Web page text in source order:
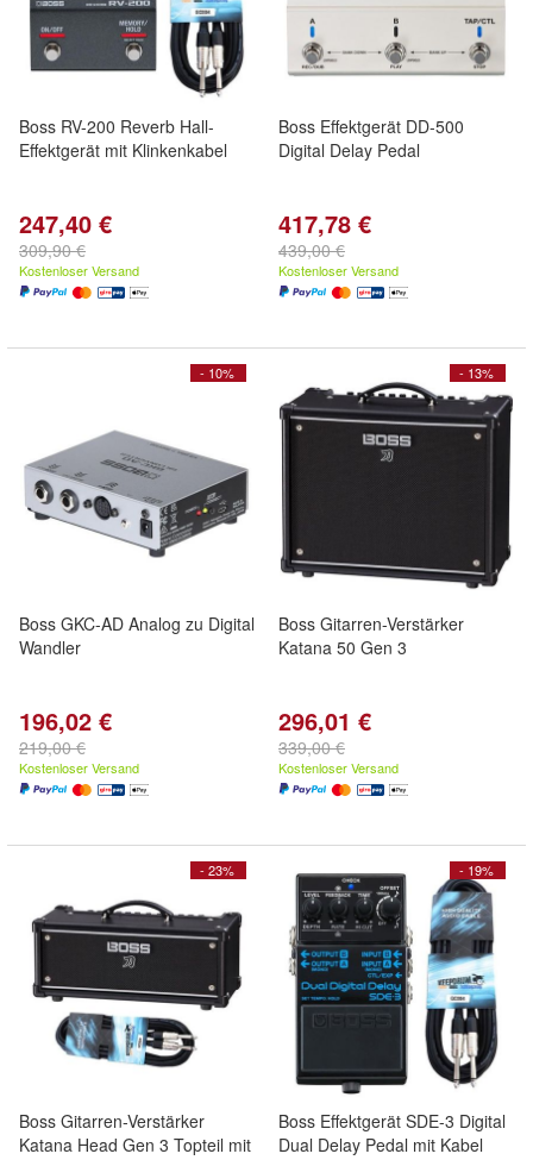
Boss RV-200 Reverb Hall-
Effektgerät mit Klinkenkabel
247,40 €
309,90 €
Kostenloser Versand
Boss Effektgerät DD-500
Digital Delay Pedal
417,78 €
439,00 €
Kostenloser Versand
- 10%
Boss GKC-AD Analog zu Digital
Wandler
196,02 €
219,00 €
Kostenloser Versand
- 13%
Boss Gitarren-Verstärker
Katana 50 Gen 3
296,01 €
339,00 €
Kostenloser Versand
- 23%
Boss Gitarren-Verstärker
Katana Head Gen 3 Topteil mit
- 19%
Boss Effektgerät SDE-3 Digital
Dual Delay Pedal mit Kabel